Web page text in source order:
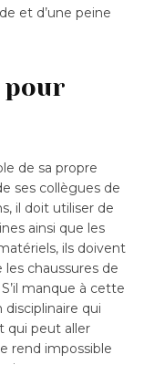
et d’une peine
pour
de sa propre
ses collègues de
il doit utiliser de
ainsi que les
ils doivent
chaussures de
manque à cette
disciplinaire qui
qui peut aller
rend impossible